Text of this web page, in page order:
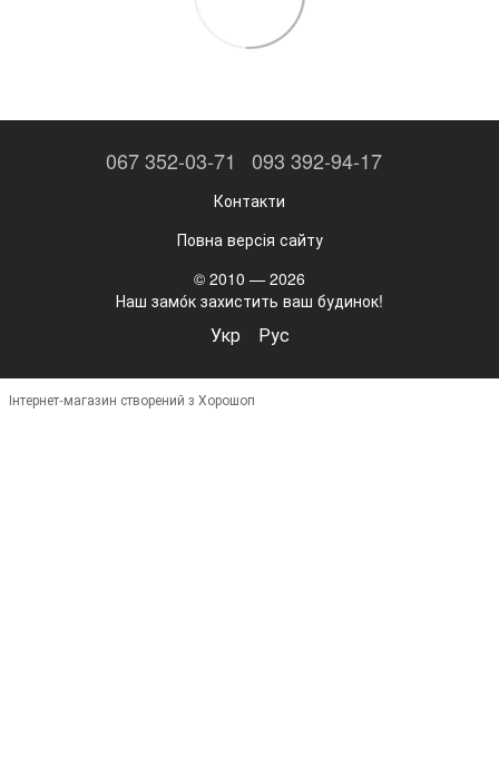
067 352-03-71 093 392-94-17
Контакти
Повна версія сайту
© 2010 — 2026
Наш замо́к захистить ваш будинок!
Укр Рус
Інтернет-магазин створений з Хорошоп